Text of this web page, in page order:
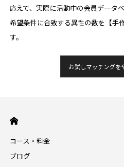
応えて、実際に活動中の会員データ
希望条件に合致する異性の数を【手
す。
お試しマッチングを
コース・料金
ブログ